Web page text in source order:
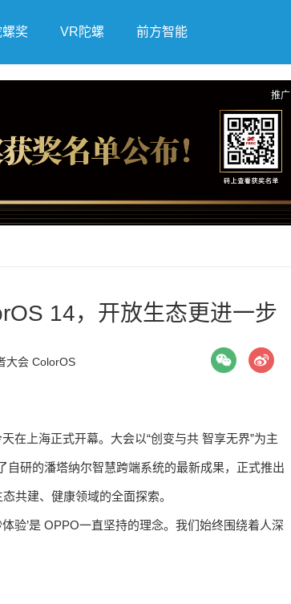
云游戏
奖 VR陀螺 前方智能
推广
14，开放生态更进一步
大会 ColorOS
在上海正式开幕。大会以“创变与共 智享无界”为主
研的潘塔纳尔智慧跨端系统的最新成果，正式推出
共建、健康领域的全面探索。
验’是 OPPO一直坚持的理念。我们始终围绕着人深